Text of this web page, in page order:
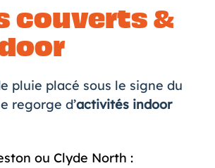
couverts &
pluie placé sous le signe du
regorge d’activités indoor
ou Clyde North :